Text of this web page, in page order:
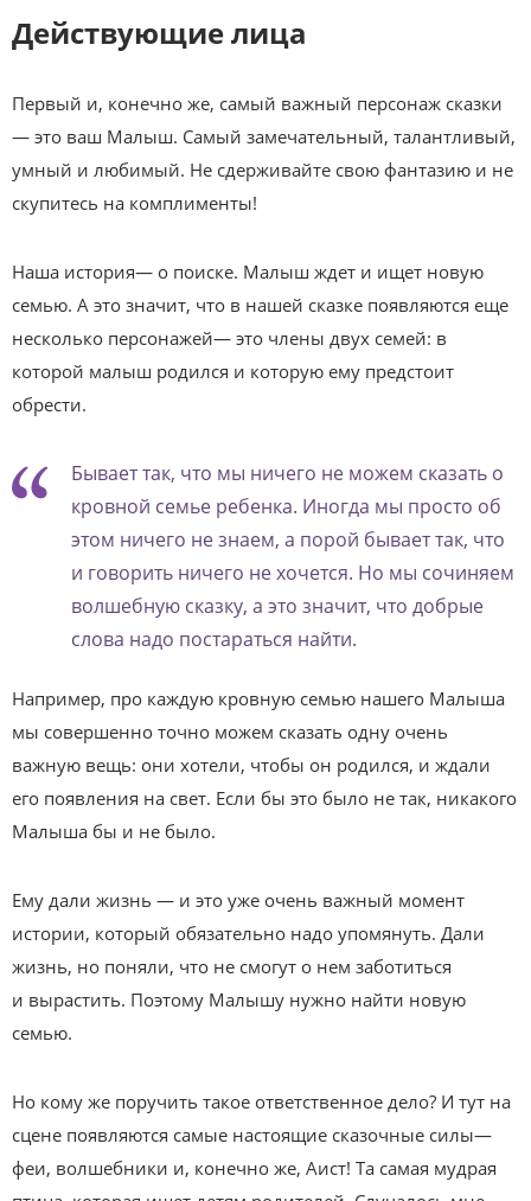
Действующие лица
Первый и, конечно же, самый важный персонаж сказки
— это ваш Малыш. Самый замечательный, талантливый,
умный и любимый. Не сдерживайте свою фантазию и не
скупитесь на комплименты!
Наша история— о поиске. Малыш ждет и ищет новую
семью. А это значит, что в нашей сказке появляются еще
несколько персонажей— это члены двух семей: в
которой малыш родился и которую ему предстоит
обрести.
Бывает так, что мы ничего не можем сказать о
кровной семье ребенка. Иногда мы просто об
этом ничего не знаем, а порой бывает так, что
и говорить ничего не хочется. Но мы сочиняем
волшебную сказку, а это значит, что добрые
слова надо постараться найти.
Например, про каждую кровную семью наше­го Малыша
мы совершенно точно можем сказать одну очень
важную вещь: они хотели, чтобы он родился, и ждали
его появления на свет. Если бы это было не так, никакого
Малыша бы и не было.
Ему дали жизнь — и это уже очень важный момент
истории, который обязательно надо упомянуть. Дали
жизнь, но поняли, что не смогут о нем заботиться
и вырастить. Поэтому Малышу нужно найти новую
семью.
Но кому же поручить такое ответственное дело? И тут на
сцене появляются самые настоящие сказочные силы—
феи, волшебники и, конечно же, Аист! Та самая мудрая